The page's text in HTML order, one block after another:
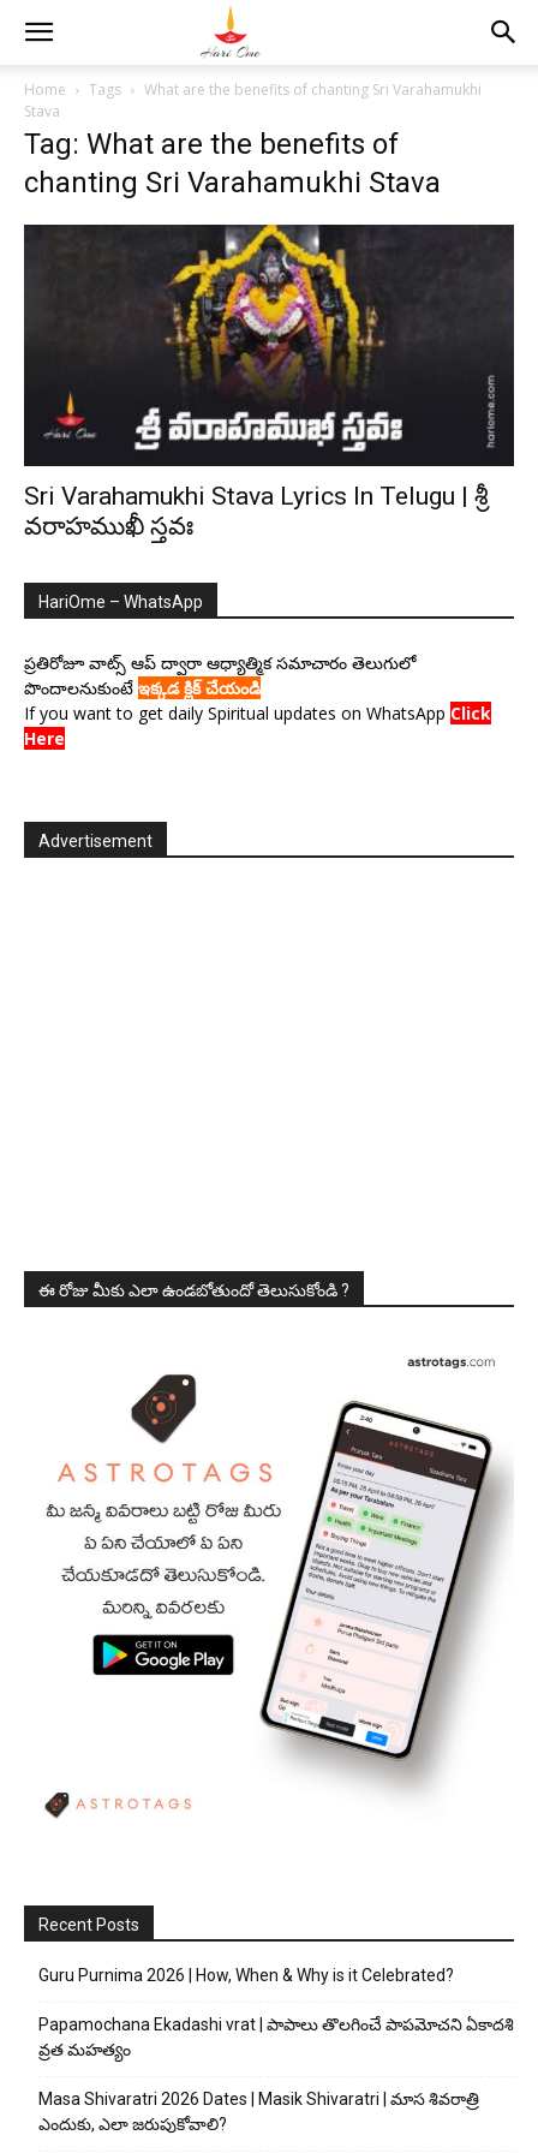
Home Tags
What are the benefits of chanting Sri Varahamukhi
Stava
Tag: What are the benefits of
chanting Sri Varahamukhi Stava
Sri Varahamukhi Stava Lyrics In Telugu | శ్రీ
వరాహముఖీ స్తవః
HariOme – WhatsApp
ప్రతిరోజూ వాట్స్ ఆప్ ద్వారా ఆధ్యాత్మిక సమాచారం తెలుగులో
పొందాలనుకుంటే ఇక్కడ క్లిక్ చేయండి
If you want to get daily Spiritual updates on WhatsApp Click
Here
Advertisement
ఈ రోజు మీకు ఎలా ఉండబోతుందో తెలుసుకోండి ?
Recent Posts
Guru Purnima 2026 | How, When & Why is it Celebrated?
Papamochana Ekadashi vrat | పాపాలు తొలగించే పాపమోచని ఏకాదశి
వ్రత మహత్యం
Masa Shivaratri 2026 Dates | Masik Shivaratri | మాస శివరాత్రి
ఎందుకు, ఎలా జరుపుకోవాలి?